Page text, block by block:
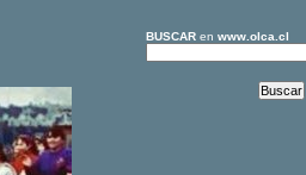
BUSCARen www.olca.cl